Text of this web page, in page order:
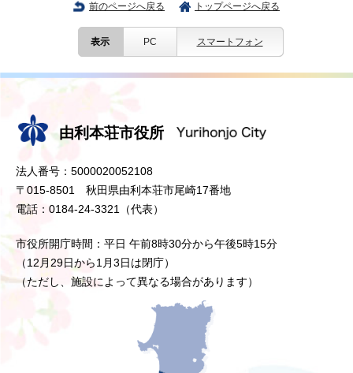
前のページへ戻る トップページへ戻る
表示 PC スマートフォン
由利本荘市役所
法人番号：5000020052108
〒015-8501 秋田県由利本荘市尾崎17番地
電話：0184-24-3321（代表）
市役所開庁時間：平日 午前8時30分から午後5時15分
（12月29日から1月3日は閉庁）
（ただし、施設によって異なる場合があります）